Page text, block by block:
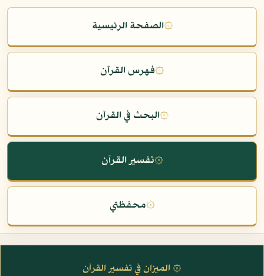
۞الصفحة الرئيسية
۞فهرس القرآن
۞البحث في القرآن
۞تفسير القرآن
۞محفظتي
۞ الميزان في تفسير القرآن